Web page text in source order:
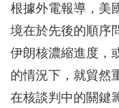
根據外電報導，美
境在於先後的順序
伊朗核濃縮進度，
的情況下，就貿然
在核談判中的關鍵